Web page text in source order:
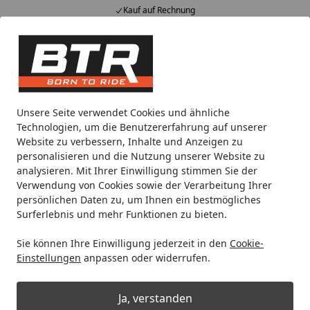
Unsere Seite verwendet Cookies und ähnliche
Technologien, um die Benutzererfahrung auf unserer
Website zu verbessern, Inhalte und Anzeigen zu
personalisieren und die Nutzung unserer Website zu
analysieren. Mit Ihrer Einwilligung stimmen Sie der
Verwendung von Cookies sowie der Verarbeitung Ihrer
persönlichen Daten zu, um Ihnen ein bestmögliches
Surferlebnis und mehr Funktionen zu bieten.
Sie können Ihre Einwilligung jederzeit in den Cookie-
Einstellungen anpassen oder widerrufen.
Ja, verstanden
Kauf auf Rechnung
Alle Produkte
Mein Konto
Suchen
Noch 1 Tag und 18 Stunden
Spare bis zu 35% auf EVOLIFT® Zentralständer
von BTR!
Startseite
Reifenmontage Motorradreifen montieren Motorrad
BTR Reifenmontiergerät EVO3®
Street-Set